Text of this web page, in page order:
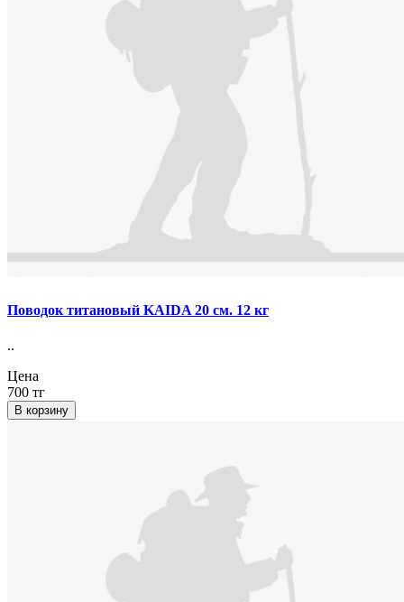
Поводок титановый KAIDA 20 см. 12 кг
..
Цена
700 тг
В корзину